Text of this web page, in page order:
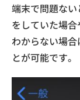
端末で問題な
をしていた場
わからない場
とが可能です。